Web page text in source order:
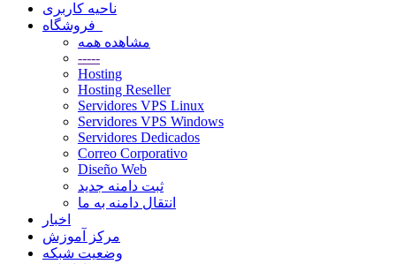
ناوبریناحیه کاربری
مشاهده همه
-----
Hosting
Hosting Reseller
Servidores VPS Linux
Servidores VPS Windows
Servidores Dedicados
Correo Corporativo
Diseño Web
ثبت دامنه جدید
انتقال دامنه به ما
اخبار
مرکز آموزش
وضعیت شبکه